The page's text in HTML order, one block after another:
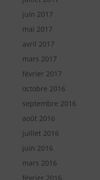
juin 2017
mai 2017
avril 2017
mars 2017
février 2017
octobre 2016
septembre 2016
août 2016
juillet 2016
juin 2016
mars 2016
février 2016